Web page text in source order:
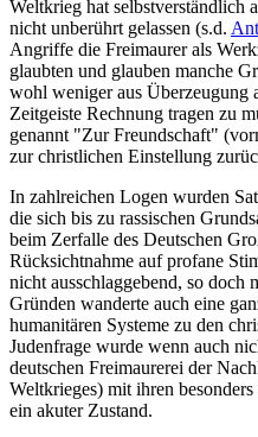
Weltkrieg hat selbstverständlich
nicht unberührt gelassen (s.d.
Angriffe die Freimaurer als
glaubten und glauben manche
wohl weniger aus Überzeugung
Zeitgeiste Rechnung tragen zu
genannt "Zur Freundschaft"
zur christlichen Einstellung
In zahlreichen Logen wurden
die sich bis zu rassischen
beim Zerfalle des Deutschen
Rücksichtnahme auf profane
nicht ausschlaggebend, so doch
Gründen wanderte auch eine
humanitären Systeme zu den
Judenfrage wurde wenn auch
deutschen Freimaurerei der
Weltkrieges) mit ihren
ein akuter Zustand.